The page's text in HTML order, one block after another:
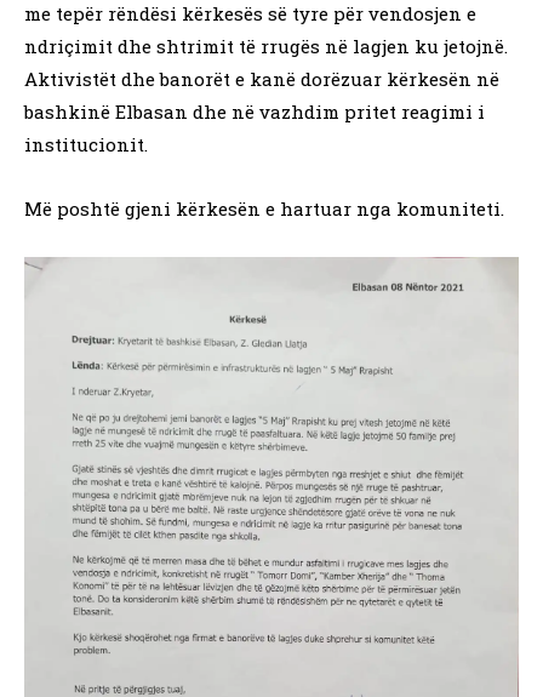
me tepër rëndësi kërkesës së tyre për vendosjen e
ndriçimit dhe shtrimit të rrugës në lagjen ku jetojnë.
Aktivistët dhe banorët e kanë dorëzuar kërkesën në
bashkinë Elbasan dhe në vazhdim pritet reagimi i
institucionit.
Më poshtë gjeni kërkesën e hartuar nga komuniteti.